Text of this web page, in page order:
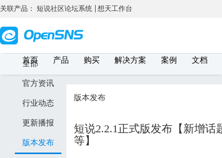
关联产品： 短说社区论坛系统 想天工作台
首页 产品 购买 解决方案 案例 文档
全部
官方资讯
行业动态
更新播报
版本发布
版本发布
短说2.2.1正式版发布【新增
等】